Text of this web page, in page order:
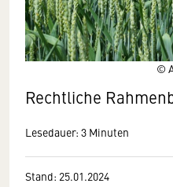
©
Rechtliche
Lesedauer: 3 Minuten
Stand: 25.01.2024